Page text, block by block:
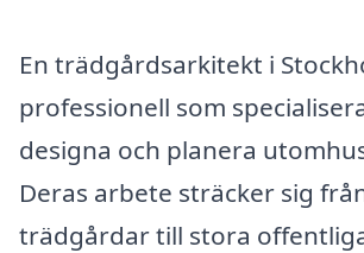
En trädgårdsarkitekt i
professionell som
designa och planera
Deras arbete sträcker sig
trädgårdar till stora